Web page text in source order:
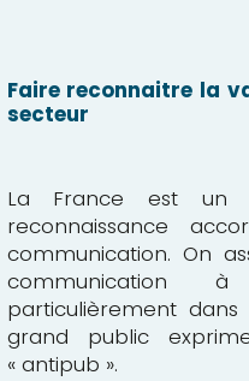
Faire reconnaitre la
secteur
La France est
reconnaissance
communication. On
communication
particulièrement
grand public
« antipub ».